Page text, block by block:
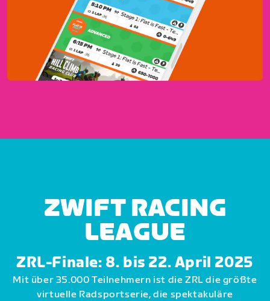
ZWIFT RACING
LEAGUE
ZRL-Finale: 8. bis 22. April 2025
Mit über 35.000 Teilnehmern ist die ZRL die größte
virtuelle Radsportserie, die spektakuläre